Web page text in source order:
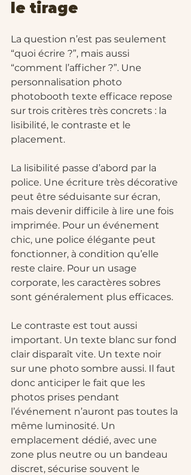
le tirage
La question n’est pas seulement
“quoi écrire ?”, mais aussi
“comment l’afficher ?”. Une
personnalisation photo
photobooth texte efficace repose
sur trois critères très concrets : la
lisibilité, le contraste et le
placement.
La lisibilité passe d’abord par la
police. Une écriture très décorative
peut être séduisante sur écran,
mais devenir difficile à lire une fois
imprimée. Pour un événement
chic, une police élégante peut
fonctionner, à condition qu’elle
reste claire. Pour un usage
corporate, les caractères sobres
sont généralement plus efficaces.
Le contraste est tout aussi
important. Un texte blanc sur fond
clair disparaît vite. Un texte noir
sur une photo sombre aussi. Il faut
donc anticiper le fait que les
photos prises pendant
l’événement n’auront pas toutes la
même luminosité. Un
emplacement dédié, avec une
zone plus neutre ou un bandeau
discret, sécurise souvent le